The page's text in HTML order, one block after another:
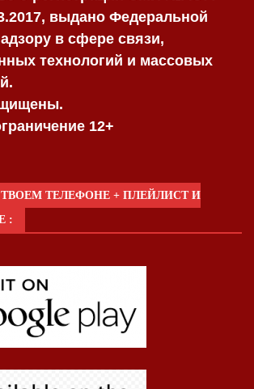
выдано Федеральной
в сфере связи,
технологий и массовых
12+
ТЕЛЕФОНЕ + ПЛЕЙЛИСТ И
: